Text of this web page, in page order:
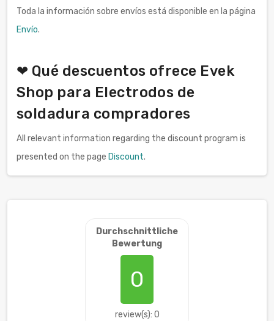
Toda la información sobre envíos está disponible en la página
Envío.
❤ Qué descuentos ofrece Evek
Shop para Electrodos de
soldadura compradores
All relevant information regarding the discount program is
presented on the page Discount.
Durchschnittliche
Bewertung
0
review(s): 0